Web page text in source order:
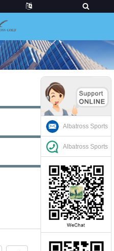
Albatross Sports
Albatross Sports